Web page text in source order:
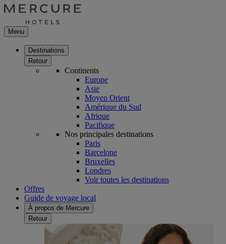
Menu
Destinations
Retour
Continents
Europe
Asie
Moyen Orient
Amérique du Sud
Afrique
Pacifique
Nos principales destinations
Paris
Barcelone
Bruxelles
Londres
Voir toutes les destinations
Offres
Guide de voyage local
À propos de Mercure
Retour